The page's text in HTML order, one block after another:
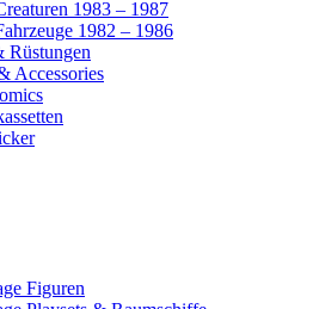
1983 – 1987
1982 – 1986
Rüstungen
Accessories
Figuren